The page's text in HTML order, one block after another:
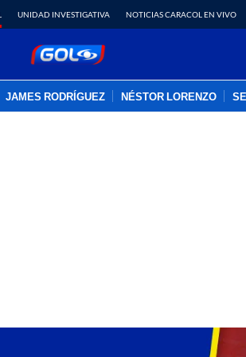
UNIDAD INVESTIGATIVA NOTICIAS CARACOL EN VIVO
JAMES RODRÍGUEZ NÉSTOR LORENZO